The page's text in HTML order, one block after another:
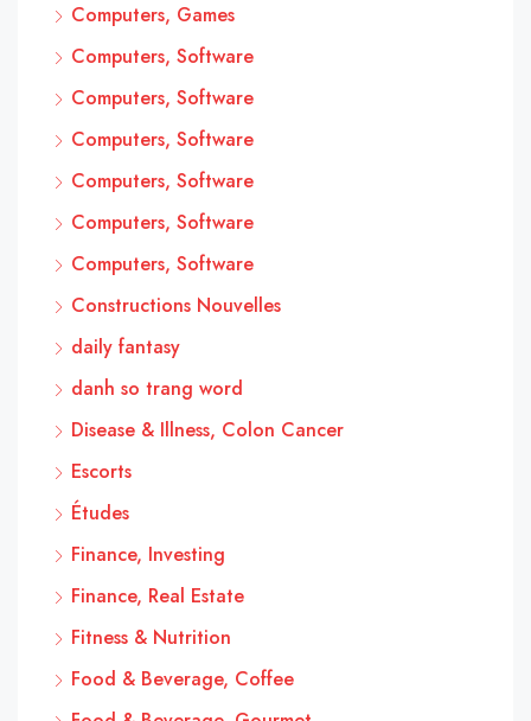
Computers, Games
Computers, Software
Computers, Software
Computers, Software
Computers, Software
Computers, Software
Computers, Software
Constructions Nouvelles
daily fantasy
danh so trang word
Disease & Illness, Colon Cancer
Escorts
Études
Finance, Investing
Finance, Real Estate
Fitness & Nutrition
Food & Beverage, Coffee